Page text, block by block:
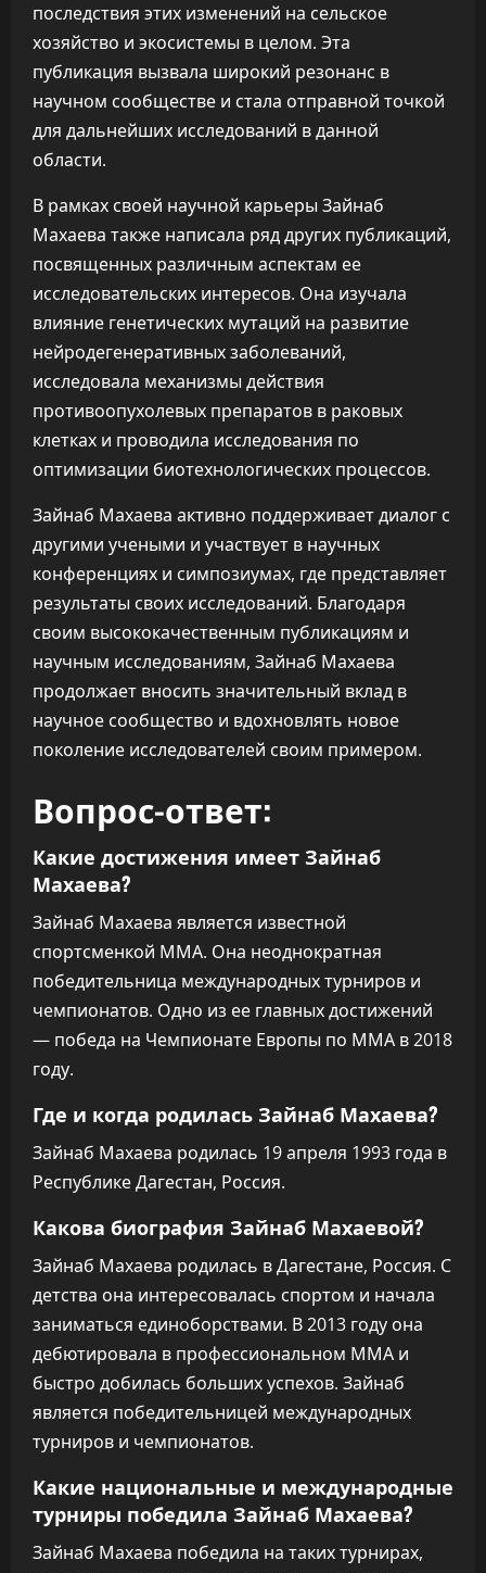
последствия этих изменений на сельское
хозяйство и экосистемы в целом. Эта
публикация вызвала широкий резонанс в
научном сообществе и стала отправной точкой
для дальнейших исследований в данной
области.
В рамках своей научной карьеры Зайнаб
Махаева также написала ряд других публикаций,
посвященных различным аспектам ее
исследовательских интересов. Она изучала
влияние генетических мутаций на развитие
нейродегенеративных заболеваний,
исследовала механизмы действия
противоопухолевых препаратов в раковых
клетках и проводила исследования по
оптимизации биотехнологических процессов.
Зайнаб Махаева активно поддерживает диалог с
другими учеными и участвует в научных
конференциях и симпозиумах, где представляет
результаты своих исследований. Благодаря
своим высококачественным публикациям и
научным исследованиям, Зайнаб Махаева
продолжает вносить значительный вклад в
научное сообщество и вдохновлять новое
поколение исследователей своим примером.
Вопрос-ответ:
Какие достижения имеет Зайнаб
Махаева?
Зайнаб Махаева является известной
спортсменкой ММА. Она неоднократная
победительница международных турниров и
чемпионатов. Одно из ее главных достижений
— победа на Чемпионате Европы по ММА в 2018
году.
Где и когда родилась Зайнаб Махаева?
Зайнаб Махаева родилась 19 апреля 1993 года в
Республике Дагестан, Россия.
Какова биография Зайнаб Махаевой?
Зайнаб Махаева родилась в Дагестане, Россия. С
детства она интересовалась спортом и начала
заниматься единоборствами. В 2013 году она
дебютировала в профессиональном ММА и
быстро добилась больших успехов. Зайнаб
является победительницей международных
турниров и чемпионатов.
Какие национальные и международные
турниры победила Зайнаб Махаева?
Зайнаб Махаева победила на таких турнирах,